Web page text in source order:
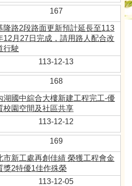
167
隆路2段路面更新預計延長至113
12月27日完成，請用路人配合改
行駛
113-12-13
168
湖國中綜合大樓新建工程完工-優
校園空間及社區共享
113-12-12
169
市新工處再創佳績 榮獲工程會金
獎2特優1佳作殊榮
113-12-05